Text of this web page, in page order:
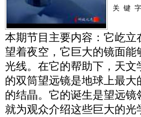
关 键 字
本期节目主要内容：它屹
望着夜空，它巨大的镜面
光线。在它的帮助下，天
的双筒望远镜是地球上最
的结晶。它的诞生是望远
就为观众介绍这些巨大的